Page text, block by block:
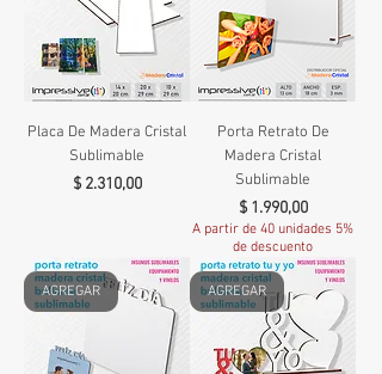
Placa De Madera Cristal
Sublimable
Precio
$ 2.310,00
Porta Retrato De
Madera Cristal
Sublimable
Precio
$ 1.990,00
A partir de 40 unidades 5%
de descuento
AGREGAR AGREGAR